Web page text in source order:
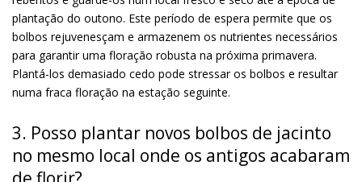
plantação do outono. Este período de espera permite que os
bolbos rejuvenesçam e armazenem os nutrientes necessários
para garantir uma floração robusta na próxima primavera.
Plantá-los demasiado cedo pode stressar os bolbos e resultar
numa fraca floração na estação seguinte.
3. Posso plantar novos bolbos de jacinto
no mesmo local onde os antigos acabaram